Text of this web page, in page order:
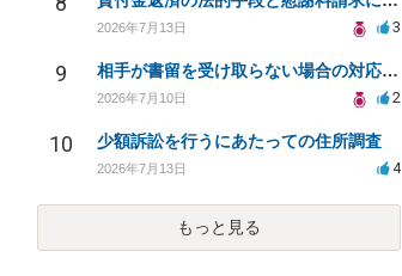
2026年7月13日 3
9 相手が書留を受け取らない場合の対応と法的措置は？
2026年7月10日 2
10 少額訴訟を行うにあたっての住所調査
2026年7月13日 4
もっと見る